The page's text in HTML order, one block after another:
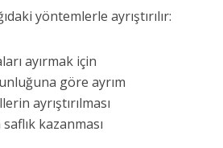
yöntemlerle ayrıştırılır:
ayırmak için
göre ayrım
ayrıştırılması
kazanması